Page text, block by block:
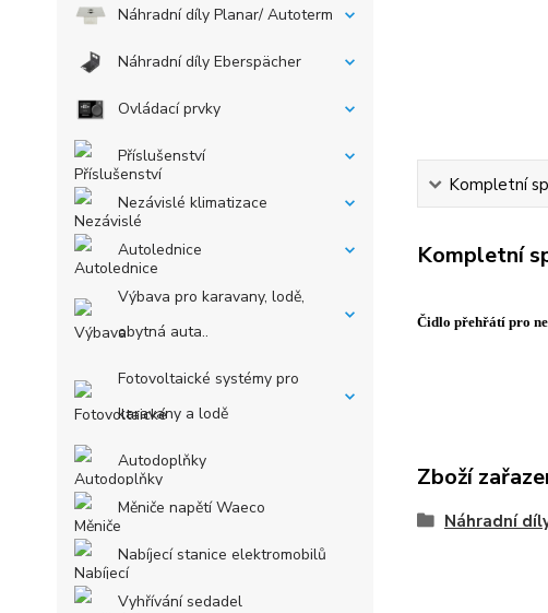
Náhradní díly Planar/ Autoterm
Náhradní díly Eberspächer
Ovládací prvky
Příslušenství
Nezávislé klimatizace
Autolednice
Výbava pro karavany, lodě,
obytná auta..
Fotovoltaické systémy pro
karavany a lodě
Autodoplňky
Měniče napětí Waeco
Nabíjecí stanice elektromobilů
Vyhřívání sedadel
Kompletní
Kompletní
Čidlo přehřátí pro
Zboží
Náhradní